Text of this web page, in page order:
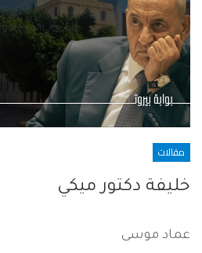
مقالات
خليفة دكتور ميكي
عماد موسى